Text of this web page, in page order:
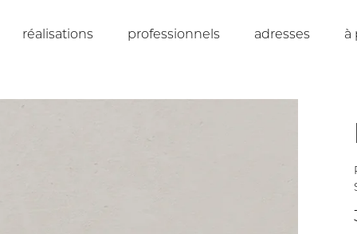
réalisations professionnels adresses à